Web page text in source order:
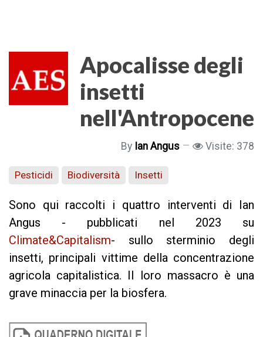
Apocalisse degli
insetti
nell'Antropocene
By Ian Angus Visite: 378
Pesticidi Biodiversità Insetti
Sono qui raccolti i quattro interventi di Ian
Angus - pubblicati nel 2023 su
Climate&Capitalism- sullo sterminio degli
insetti, principali vittime della concentrazione
agricola capitalistica. Il loro massacro è una
grave minaccia per la biosfera.